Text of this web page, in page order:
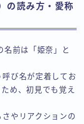
の読み方・愛称
名前は「姫奈」と
び名が定着してお
め、初見でも覚え
やリアクションの